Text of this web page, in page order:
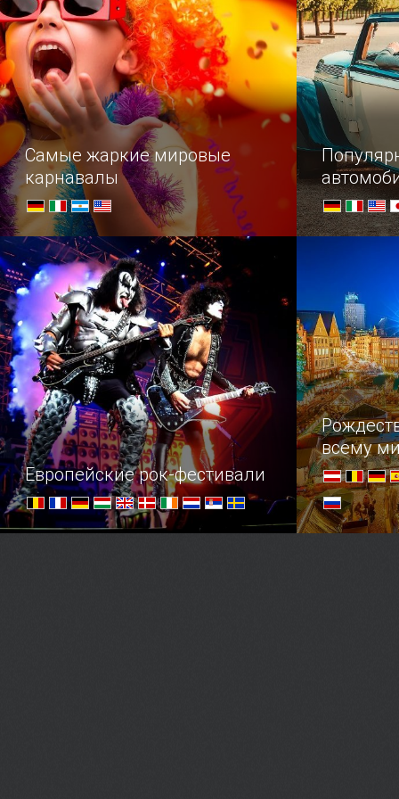
и меценат.
на
явно пре…
Самые жаркие мировые
карнавалы
Получить бурю эмоций,
полюбоваться на красочные
парады, окунуться в самобытные
традиции народов мира и даже
поучаствовать в праздничных
шествиях можно, посетив один из
карнавалов, которые проходят в
разных уголках нашей планеты,
поэтому дерзайте!
глазами
гонщиком
где все
Европейские рок-фестивали
всему